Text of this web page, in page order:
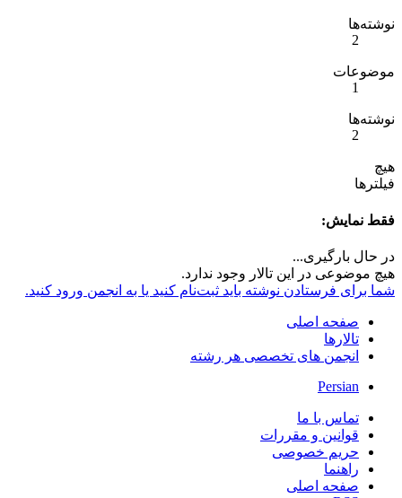
نوشته‌ها
2
موضوعات
1
نوشته‌ها
2
هیچ
فیلترها
فقط نمایش:
در حال بارگیری...
هیچ موضوعی در این تالار وجود ندارد.
شما برای فرستادن نوشته باید ثبت‌نام کنید یا به انجمن ورود کنید.
صفحه اصلی
تالارها
انجمن های تخصصی هر رشته
Persian
تماس با ما
قوانین و مقررات
حریم خصوصی
راهنما
صفحه اصلی